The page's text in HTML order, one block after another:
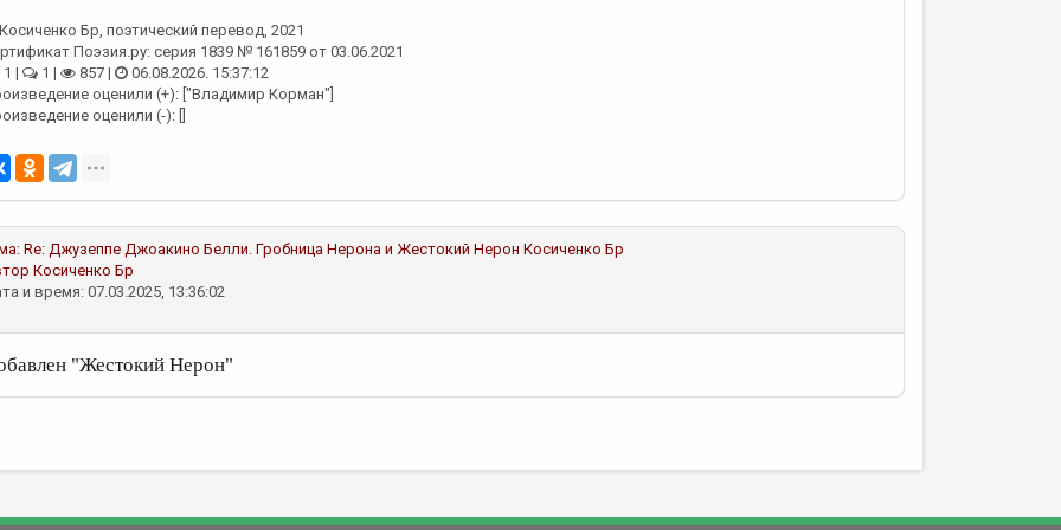
Косиченко Бр, поэтический перевод, 2021
Поэзия.ру: серия 1839 № 161859 от 03.06.2021
1 |
1 | 857 |
06.08.2026. 15:37:12
оценили (+): ["Владимир Корман"]
оценили (-): []
Re: Джузеппе Джоакино Белли. Гробница Нерона и Жестокий Нерон Косиченко Бр
Косиченко Бр
и время: 07.03.2025, 13:36:02
"Жестокий Нерон"